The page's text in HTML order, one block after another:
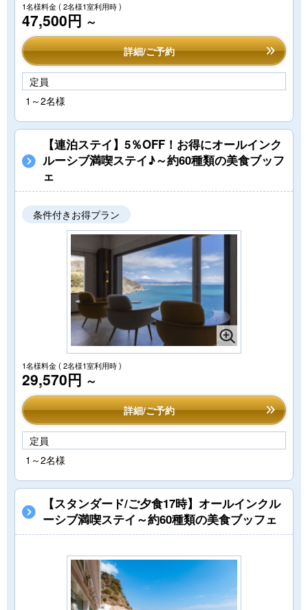
1名様料金( 2名様1室利用時 )
47,500円 ～
詳細/ご予約
定員
1～2名様
【連泊ステイ】5％OFF！お得にオールインク
ルーシブ満喫ステイ♪～約60種類の美食ブッフ
ェ
条件付きお得プラン
1名様料金( 2名様1室利用時 )
29,570円 ～
詳細/ご予約
定員
1～2名様
【スタンダード/ご夕食17時】オールインクル
ーシブ満喫ステイ～約60種類の美食ブッフェ